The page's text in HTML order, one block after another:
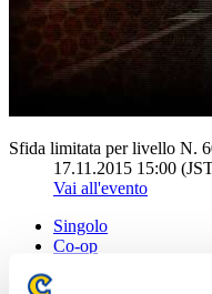
Sfida limitata per livello N.
17.11.2015 15:00
Vai all'evento
Singolo
Co-op
(Le classifiche sono